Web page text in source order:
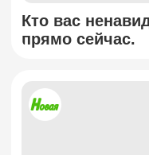
Кто вас
прямо сейчас.